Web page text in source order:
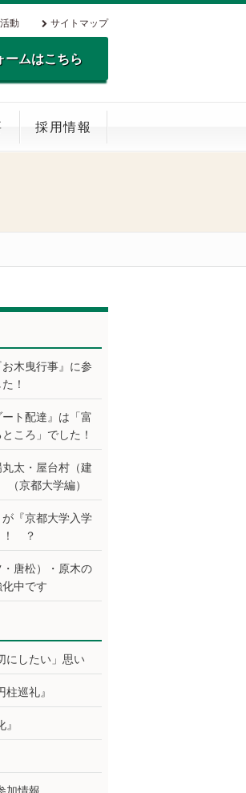
動 サイトマップ
ームはこちら
35-
採用情報
木曳行事』に参
！
ト配達』は「富
ころ」でした！
太・屋台村（建
京都大学編）
が『京都大学入学
！ ？
唐松）・原木の
中です
にしたい」思い
柱巡礼』
』